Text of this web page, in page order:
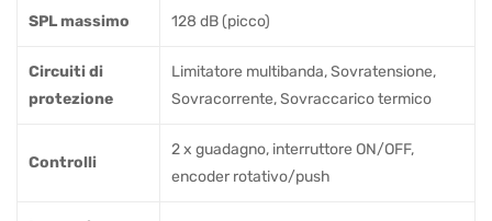
SPL massimo 128 dB (picco)
Circuiti di
protezione
Limitatore multibanda, Sovratensione,
Sovracorrente, Sovraccarico termico
Controlli
2 x guadagno, interruttore ON/OFF,
encoder rotativo/push